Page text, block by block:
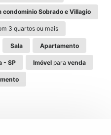
condomínio Sobrado e Villagio
3 quartos ou mais
Sala Apartamento
- SP Imóvel paravenda